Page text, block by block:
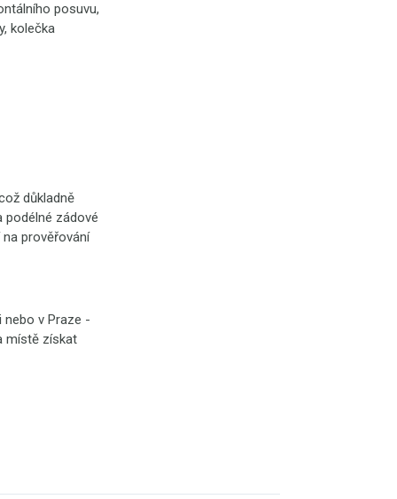
posuvu,
kolečka
důkladně
podélné zádové
prověřování
nebo v Praze -
místě získat